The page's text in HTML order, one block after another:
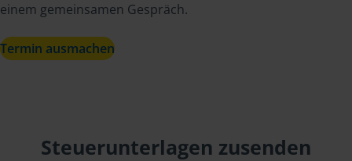
einem gemeinsamen Gespräch.
Termin ausmachen
Steuerunterlagen zusenden